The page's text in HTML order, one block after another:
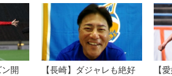
開
【長崎】ダジャレも絶好
【